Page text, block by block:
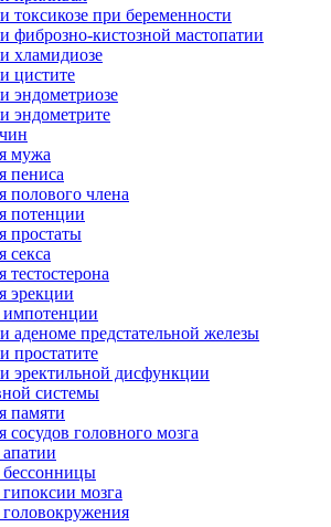
токсикозе при беременности
фиброзно-кистозной мастопатии
хламидиозе
цистите
эндометриозе
эндометрите
мужа
пениса
полового члена
потенции
простаты
секса
тестостерона
эрекции
аденоме предстательной железы
простатите
эректильной дисфункции
системы
памяти
сосудов головного мозга
мозга